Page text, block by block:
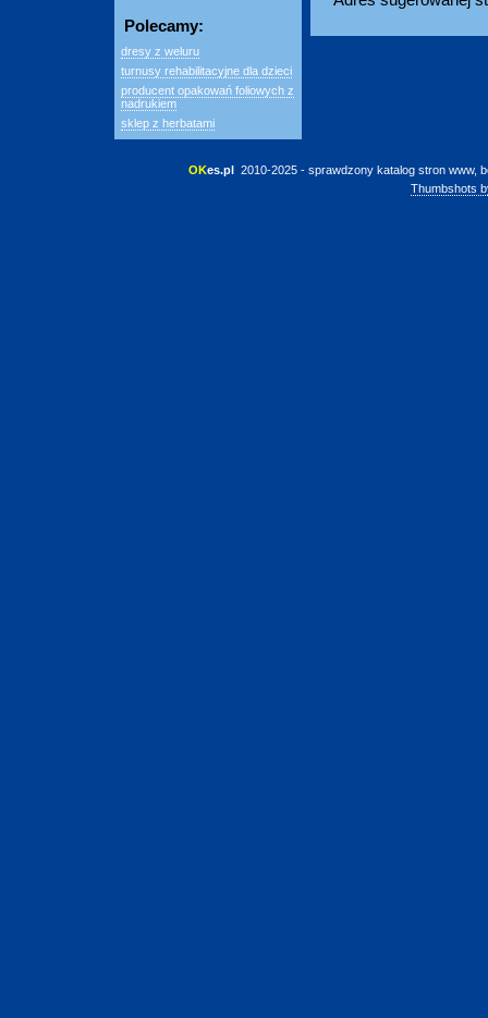
Polecamy:
dresy z weluru
turnusy rehabilitacyjne dla dzieci
producent opakowań foliowych z
nadrukiem
sklep z herbatami
OKes.pl 2010-2025 - sprawdzony katalog stron www,
Thumbshots